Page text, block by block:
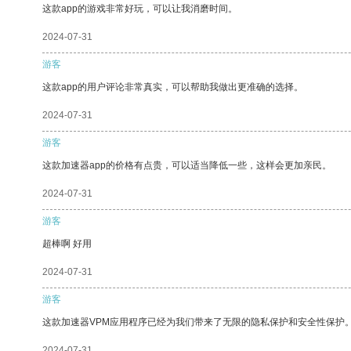
这款app的游戏非常好玩，可以让我消磨时间。
2024-07-31
游客
这款app的用户评论非常真实，可以帮助我做出更准确的选择。
2024-07-31
游客
这款加速器app的价格有点贵，可以适当降低一些，这样会更加亲民。
2024-07-31
游客
超棒啊 好用
2024-07-31
游客
这款加速器VPM应用程序已经为我们带来了无限的隐私保护和安全性保护